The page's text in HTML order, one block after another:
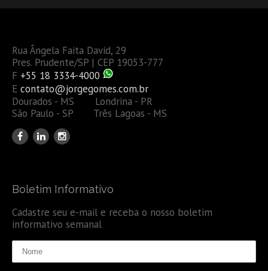
Rua Ângela Faita David, 29
Pres. Prudente/SP | CEP 19053-777
F +55 18 3334-4000
E contato@jorgegomes.com.br
Dourados - MS Londrina - PR
São Paulo - SP Três Lagoas - MS
Boletim Informativo
Cadastre seu e-mail e receba o nosso boletim
informativo semanal